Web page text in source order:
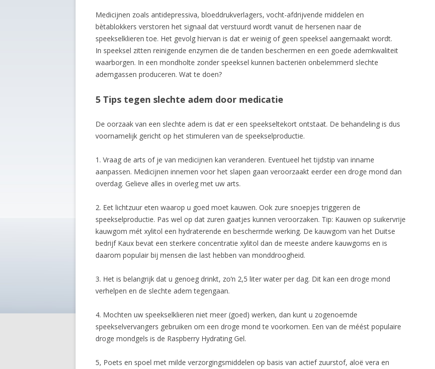
Medicijnen zoals antidepressiva, bloeddrukverlagers, vocht-afdrijvende middelen en
bètablokkers verstoren het signaal dat verstuurd wordt vanuit de hersenen naar de
speekselklieren toe. Het gevolg hiervan is dat er weinig of geen speeksel aangemaakt wordt.
In speeksel zitten reinigende enzymen die de tanden beschermen en een goede ademkwaliteit
waarborgen. In een mondholte zonder speeksel kunnen bacteriën onbelemmerd slechte
ademgassen produceren. Wat te doen?
5 Tips tegen slechte adem door medicatie
De oorzaak van een slechte adem is dat er een speekseltekort ontstaat. De behandeling is dus
voornamelijk gericht op het stimuleren van de speekselproductie.
1. Vraag de arts of je van medicijnen kan veranderen. Eventueel het tijdstip van inname
aanpassen. Medicijnen innemen voor het slapen gaan veroorzaakt eerder een droge mond dan
overdag. Gelieve alles in overleg met uw arts.
2. Eet lichtzuur eten waarop u goed moet kauwen. Ook zure snoepjes triggeren de
speekselproductie. Pas wel op dat zuren gaatjes kunnen veroorzaken. Tip: Kauwen op suikervrije
kauwgom mét xylitol een hydraterende en beschermde werking. De kauwgom van het Duitse
bedrijf Kaux bevat een sterkere concentratie xylitol dan de meeste andere kauwgoms en is
daarom populair bij mensen die last hebben van monddroogheid.
3. Het is belangrijk dat u genoeg drinkt, zo’n 2,5 liter water per dag. Dit kan een droge mond
verhelpen en de slechte adem tegengaan.
4. Mochten uw speekselklieren niet meer (goed) werken, dan kunt u zogenoemde
speekselvervangers gebruiken om een droge mond te voorkomen. Een van de méést populaire
droge mondgels is de Raspberry Hydrating Gel.
5, Poets en spoel met milde verzorgingsmiddelen op basis van actief zuurstof, aloë vera en